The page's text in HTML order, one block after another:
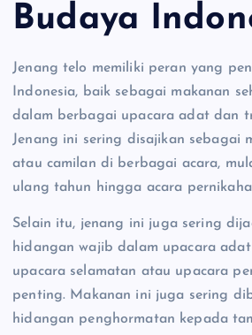
Budaya
Jenang telo memiliki peran yang
Indonesia, baik sebagai makanan
dalam berbagai upacara adat dan
Jenang ini sering disajikan sebagai
atau camilan di berbagai acara,
ulang tahun hingga acara
Selain itu, jenang ini juga sering
hidangan wajib dalam upacara
upacara selamatan atau upacara
penting. Makanan ini juga sering
hidangan penghormatan kepada